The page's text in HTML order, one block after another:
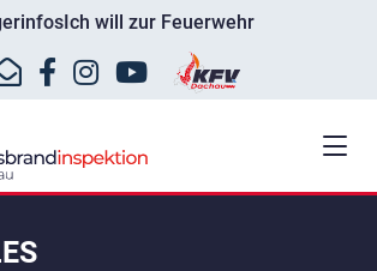
Ich will zur Feuerwehr